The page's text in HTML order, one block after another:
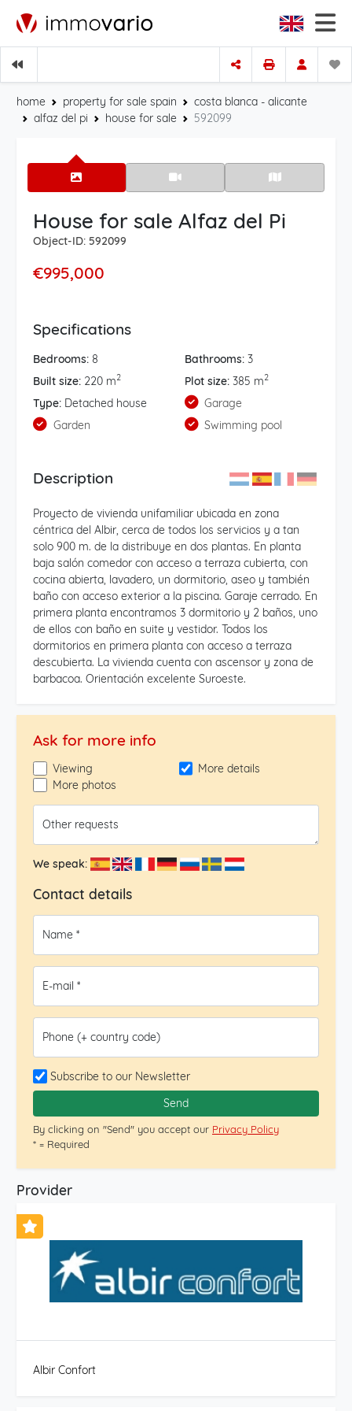
home property for sale spain
costa blanca - alicante
alfaz del pi
house for sale 592099
House for sale Alfaz del Pi
Object-ID: 592099
€995,000
Specifications
Bedrooms: 8 Bathrooms:3
Built size: 220 m2 Plot size:385 m2
Type: Detached house
Garage
Garden
Swimming pool
Description
Proyecto de vivienda unifamiliar ubicada en zona
céntrica del Albir, cerca de todos los servicios y a tan
solo 900 m. de la distribuye en dos plantas. En planta
baja salón comedor con acceso a terraza cubierta, con
cocina abierta, lavadero, un dormitorio, aseo y también
baño con acceso exterior a la piscina. Garaje cerrado. En
primera planta encontramos 3 dormitorio y 2 baños, uno
de ellos con baño en suite y vestidor. Todos los
dormitorios en primera planta con acceso a terraza
descubierta. La vivienda cuenta con ascensor y zona de
barbacoa. Orientación excelente Suroeste.
Ask for more info
Viewing
More photos
More details
Other requests
We speak:
Contact details
Name *
E-mail *
Phone (+ country code)
Subscribe to our Newsletter
Send
By clicking on "Send" you accept our Privacy Policy
* = Required
Provider
Albir Confort